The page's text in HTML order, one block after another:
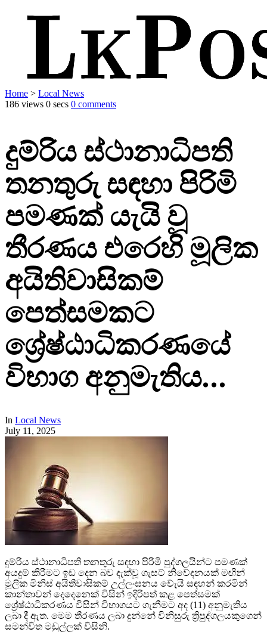
Home > Local News
186 views 0 secs 0 comments
දුම්රිය ස්ථානාධිපති
තනතුරු සඳහා පිරිමි
පමණක් යැයි වූ
තීරණය එරෙහි මූලික
අයිතිවාසිකම්
පෙත්සමකට
ශ්‍රේෂ්ඨාධිකරණයේ
විභාග අනුමැතිය…
In Local News
July 11, 2025
දුම්රිය ස්ථානාධිපති තනතුරු සඳහා පිරිමි පුද්ගලයින්ට පමණක්
අයදුම් කිරීමට ඉඩ දෙන බව දැක්වූ ගැසට් නිවේදනයක් මඟින්
මූලික මිනිස් අයිතිවාසිකම් උල්ලංඝනය වේැයි සඳහන් කරමින්
කාන්තාවන් දෙදෙනෙක් විසින් ඉදිරිපත් කළ පෙත්සමක්
ශ්‍රේෂ්ඨාධිකරණය විසින් විභාගයට ගැනීමට අද (11) අනුමැතිය
ලබා දී ඇත. මෙම තීරණය ලබා දුන්නේ විනිසුරු ත්‍රිපුද්ගලයකුගෙන්
සමන්විත මඩුල්ලක් විසිනි.